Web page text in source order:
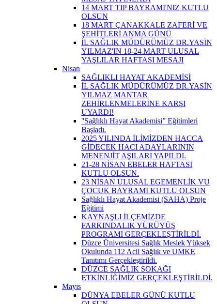
14 MART TIP BAYRAMI'NIZ KUTLU
OLSUN
18 MART ÇANAKKALE ZAFERİ VE
ŞEHİTLERİ ANMA GÜNÜ
İL SAĞLIK MÜDÜRÜMÜZ DR.YASİN
YILMAZ'IN 18-24 MART ULUSAL
YAŞLILAR HAFTASI MESAJI
Nisan
SAĞLIKLI HAYAT AKADEMİSİ
İL SAĞLIK MÜDÜRÜMÜZ DR.YASİN
YILMAZ MANTAR
ZEHİRLENMELERİNE KARŞI
UYARDI!
''Sağlıklı Hayat Akademisi” Eğitimleri
Başladı.
2025 YILINDA İLİMİZDEN HACCA
GİDECEK HACI ADAYLARININ
MENENJİT AŞILARI YAPILDI.
21-28 NİSAN EBELER HAFTASI
KUTLU OLSUN.
23 NİSAN ULUSAL EGEMENLİK VU
ÇOCUK BAYRAMI KUTLU OLSUN
Sağlıklı Hayat Akademisi (SAHA) Proje
Eğitimi
KAYNAŞLI İLÇEMİZDE
FARKINDALIK YÜRÜYÜŞ
PROGRAMI GERÇEKLEŞTİRİLDİ.
Düzce Üniversitesi Sağlık Meslek Yüksek
Okulunda 112 Acil Sağlık ve UMKE
Tanıtımı Gerçekleştirildi.
DÜZCE SAĞLIK SOKAĞI
ETKİNLİĞİMİZ GERÇEKLEŞTİRİLDİ.
Mayıs
DÜNYA EBELER GÜNÜ KUTLU